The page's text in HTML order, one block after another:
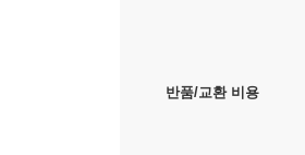
제13화 디오니소스: 광
경계를 넘는자, 혹은 경
반품/교환 비용